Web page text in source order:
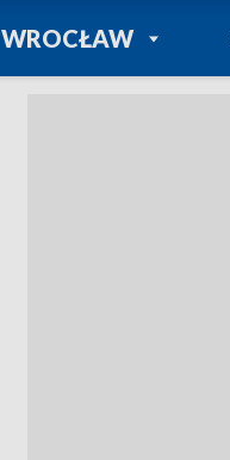
WROCŁAWPOWRÓT DO
TVP REGIONY